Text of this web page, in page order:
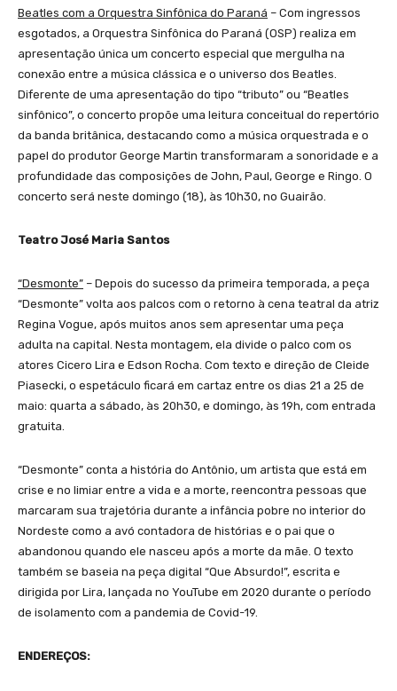
Beatles com a Orquestra Sinfônica do Paraná – Com ingressos
esgotados, a Orquestra Sinfônica do Paraná (OSP) realiza em
apresentação única um concerto especial que mergulha na
conexão entre a música clássica e o universo dos Beatles.
Diferente de uma apresentação do tipo “tributo” ou “Beatles
sinfônico”, o concerto propõe uma leitura conceitual do repertório
da banda britânica, destacando como a música orquestrada e o
papel do produtor George Martin transformaram a sonoridade e a
profundidade das composições de John, Paul, George e Ringo. O
concerto será neste domingo (18), às 10h30, no Guairão.
Teatro José Maria Santos
“Desmonte” – Depois do sucesso da primeira temporada, a peça
“Desmonte” volta aos palcos com o retorno à cena teatral da atriz
Regina Vogue, após muitos anos sem apresentar uma peça
adulta na capital. Nesta montagem, ela divide o palco com os
atores Cicero Lira e Edson Rocha. Com texto e direção de Cleide
Piasecki, o espetáculo ficará em cartaz entre os dias 21 a 25 de
maio: quarta a sábado, às 20h30, e domingo, às 19h, com entrada
gratuita.
“Desmonte” conta a história do Antônio, um artista que está em
crise e no limiar entre a vida e a morte, reencontra pessoas que
marcaram sua trajetória durante a infância pobre no interior do
Nordeste como a avó contadora de histórias e o pai que o
abandonou quando ele nasceu após a morte da mãe. O texto
também se baseia na peça digital “Que Absurdo!”, escrita e
dirigida por Lira, lançada no YouTube em 2020 durante o período
de isolamento com a pandemia de Covid-19.
ENDEREÇOS: